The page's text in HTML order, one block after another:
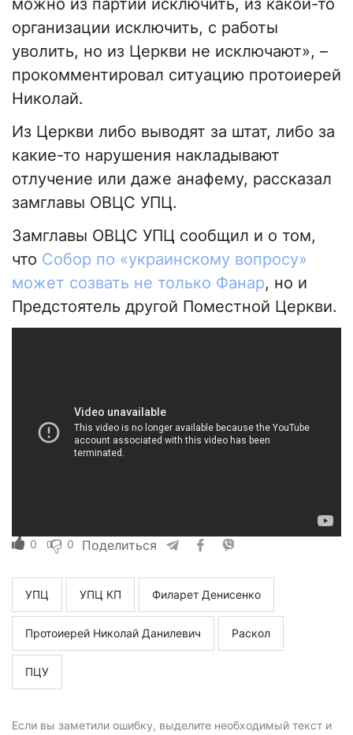
можно из партии исключить, из какой-то
организации исключить, с работы
уволить, но из Церкви не исключают», –
прокомментировал ситуацию протоиерей
Николай.
Из Церкви либо выводят за штат, либо за
какие-то нарушения накладывают
отлучение или даже анафему, рассказал
замглавы ОВЦС УПЦ.
Замглавы ОВЦС УПЦ сообщил и о том,
что Собор по «украинскому вопросу»
может созвать не только Фанар, но и
Предстоятель другой Поместной Церкви.
0 0 Поделиться
УПЦ УПЦ КП Филарет Денисенко
Протоиерей Николай Данилевич Раскол
ПЦУ
Если вы заметили ошибку, выделите необходимый текст и